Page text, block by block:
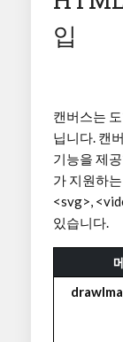
입
캔버스는
닙니다. 캔
기능을 제
가 지원하
<svg>,
있습니다.